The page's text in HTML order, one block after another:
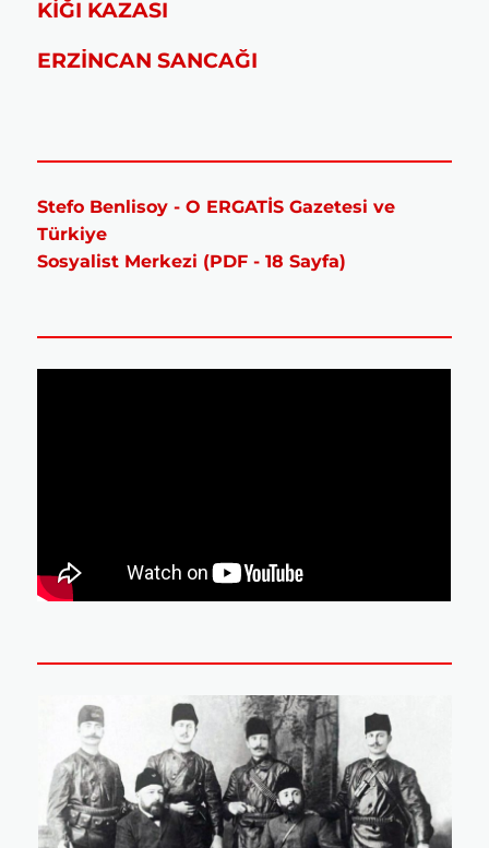
KİĞI KAZASI
ERZİNCAN SANCAĞI
Stefo Benlisoy - O ERGATİS Gazetesi ve
Türkiye
Sosyalist Merkezi (PDF - 18 Sayfa)